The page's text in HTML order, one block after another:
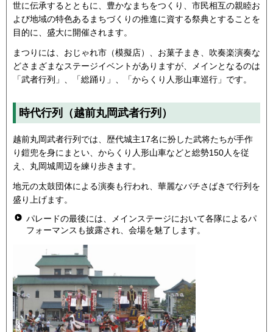
世に伝承するとともに、豊かなまちをつくり、市民相互の親睦お
よび地域の特色あるまちづくりの推進に資する祭典とすることを
目的に、盛大に開催されます。
まつりには、おじゃれ市（模擬店）、お菓子まき、吹奏楽演奏な
どさまざまなステージイベントがありますが、メインとなるのは
「武者行列」、「総踊り」、「からくり人形山車巡行」です。
時代行列（越前丸岡武者行列）
越前丸岡武者行列では、歴代城主17名に扮した武将たちが手作
り鎧兜を身にまとい、からくり人形山車などと総勢150人を従
え、丸岡城周辺を練り歩きます。
地元の太鼓団体による演奏も行われ、華麗なバチさばきで行列を
盛り上げます。
パレードの最後には、メインステージにおいて各隊によるパ
フォーマンスも披露され、会場を魅了します。